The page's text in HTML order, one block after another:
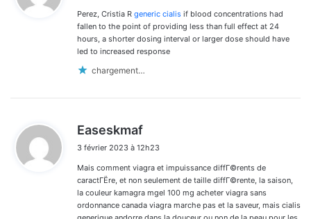
:
Perez, Cristia R generic cialis if blood concentrations had
fallen to the point of providing less than full effect at 24
hours, a shorter dosing interval or larger dose should have
led to increased response
chargement…
Easeskmaf
t
:
3 février 2023 à 12h23
Mais comment viagra et impuissance diffГ©rents de
caractГЁre, et non seulement de taille diffГ©rente, la saison,
la couleur kamagra mgel 100 mg acheter viagra sans
ordonnance canada viagra marche pas et la saveur, mais cialis